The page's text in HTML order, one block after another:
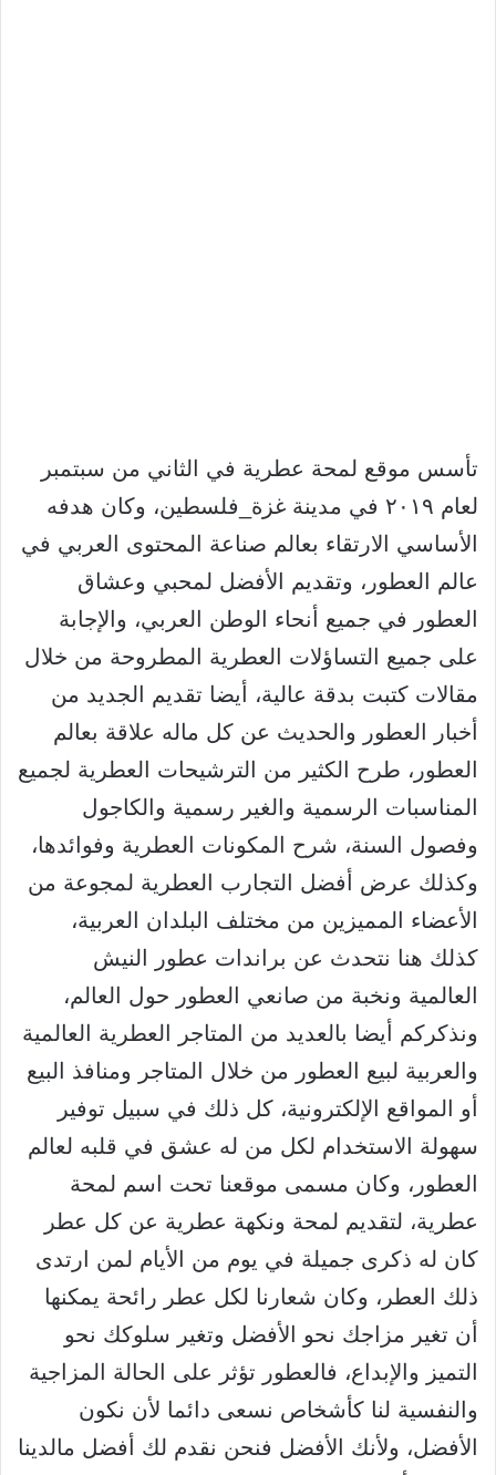
تأسس موقع لمحة عطرية في الثاني من سبتمبر
لعام ٢٠١٩ في مدينة غزة_فلسطين، وكان هدفه
الأساسي الارتقاء بعالم صناعة المحتوى العربي في
عالم العطور، وتقديم الأفضل لمحبي وعشاق
العطور في جميع أنحاء الوطن العربي، والإجابة
على جميع التساؤلات العطرية المطروحة من خلال
مقالات كتبت بدقة عالية، أيضا تقديم الجديد من
أخبار العطور والحديث عن كل ماله علاقة بعالم
العطور، طرح الكثير من الترشيحات العطرية لجميع
المناسبات الرسمية والغير رسمية والكاجول
وفصول السنة، شرح المكونات العطرية وفوائدها،
وكذلك عرض أفضل التجارب العطرية لمجوعة من
الأعضاء المميزين من مختلف البلدان العربية،
كذلك هنا نتحدث عن براندات عطور النيش
العالمية ونخبة من صانعي العطور حول العالم،
ونذكركم أيضا بالعديد من المتاجر العطرية العالمية
والعربية لبيع العطور من خلال المتاجر ومنافذ البيع
أو المواقع الإلكترونية، كل ذلك في سبيل توفير
سهولة الاستخدام لكل من له عشق في قلبه لعالم
العطور، وكان مسمى موقعنا تحت اسم لمحة
عطرية، لتقديم لمحة ونكهة عطرية عن كل عطر
كان له ذكرى جميلة في يوم من الأيام لمن ارتدى
ذلك العطر، وكان شعارنا لكل عطر رائحة يمكنها
أن تغير مزاجك نحو الأفضل وتغير سلوكك نحو
التميز والإبداع، فالعطور تؤثر على الحالة المزاجية
والنفسية لنا كأشخاص نسعى دائما لأن نكون
الأفضل، ولأنك الأفضل فنحن نقدم لك أفضل مالدينا